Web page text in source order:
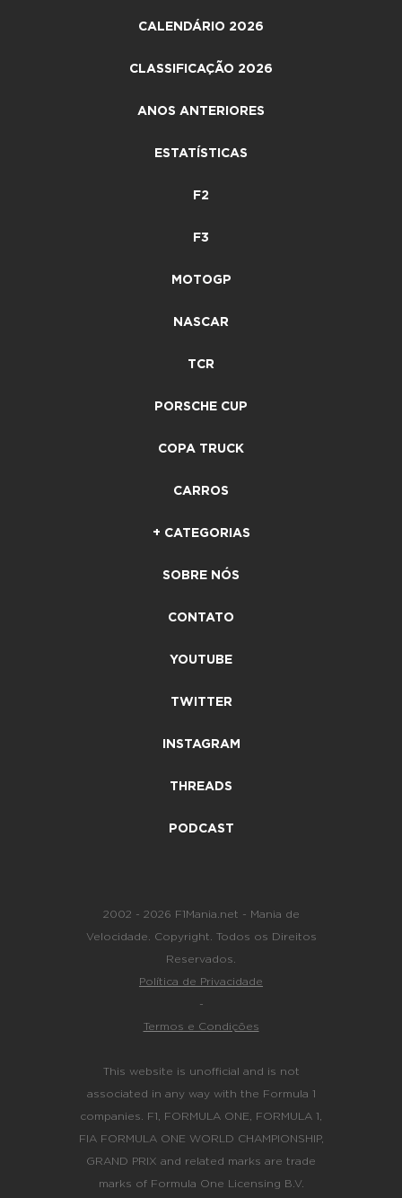
CALENDÁRIO 2026
CLASSIFICAÇÃO 2026
ANOS ANTERIORES
ESTATÍSTICAS
F2
F3
MOTOGP
NASCAR
TCR
PORSCHE CUP
COPA TRUCK
CARROS
+ CATEGORIAS
SOBRE NÓS
CONTATO
YOUTUBE
TWITTER
INSTAGRAM
THREADS
PODCAST
2002 - 2026 F1Mania.net - Mania de
Velocidade. Copyright. Todos os Direitos
Reservados.
Política de Privacidade
-
Termos e Condições
This website is unofficial and is not
associated in any way with the Formula 1
companies. F1, FORMULA ONE, FORMULA 1,
FIA FORMULA ONE WORLD CHAMPIONSHIP,
GRAND PRIX and related marks are trade
marks of Formula One Licensing B.V.